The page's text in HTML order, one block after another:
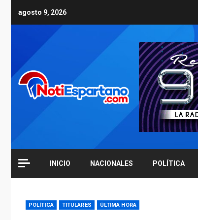
agosto 9, 2026
INICIO NACIONALES POLÍTICA
POLÍTICA TITULARES ÚLTIMA HORA